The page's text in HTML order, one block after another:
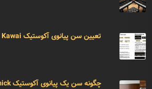
تعیین سن پیانوی آکوستیک Kawai
چگونه سن یک پیانوی آکوستیک Samick را تعیین کنیم؟